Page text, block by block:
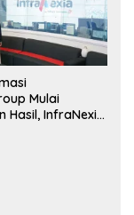
Mulai
Hasil, InfraNexia